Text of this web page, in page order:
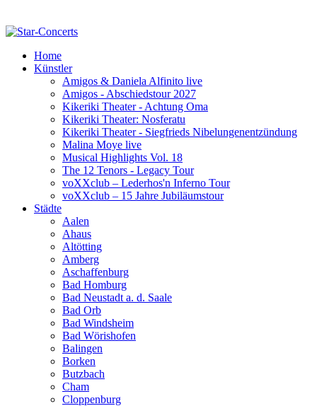
Home
Künstler
Amigos & Daniela Alfinito live
Amigos - Abschiedstour 2027
Kikeriki Theater - Achtung Oma
Kikeriki Theater: Nosferatu
Kikeriki Theater - Siegfrieds Nibelungenentzündung
Malina Moye live
Musical Highlights Vol. 18
The 12 Tenors - Legacy Tour
voXXclub – Lederhos'n Inferno Tour
voXXclub – 15 Jahre Jubiläumstour
Städte
Aalen
Ahaus
Altötting
Amberg
Aschaffenburg
Bad Homburg
Bad Neustadt a. d. Saale
Bad Orb
Bad Windsheim
Bad Wörishofen
Balingen
Borken
Butzbach
Cham
Cloppenburg